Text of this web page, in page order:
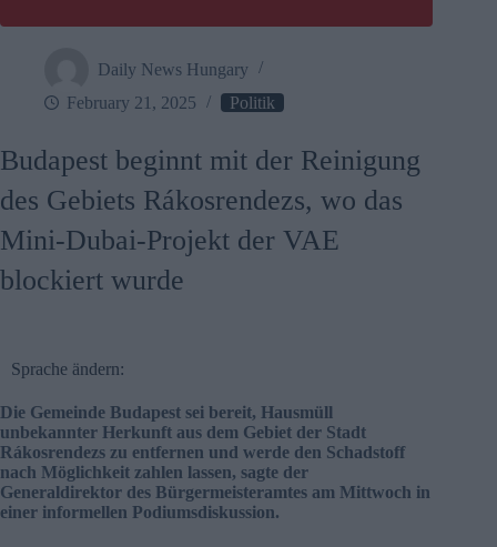
Daily News Hungary
February 21, 2025
Politik
Budapest beginnt mit der Reinigung
des Gebiets Rákosrendezs, wo das
Mini-Dubai-Projekt der VAE
blockiert wurde
Sprache ändern:
Die Gemeinde Budapest sei bereit, Hausmüll
unbekannter Herkunft aus dem Gebiet der Stadt
Rákosrendezs zu entfernen und werde den Schadstoff
nach Möglichkeit zahlen lassen, sagte der
Generaldirektor des Bürgermeisteramtes am Mittwoch in
einer informellen Podiumsdiskussion.